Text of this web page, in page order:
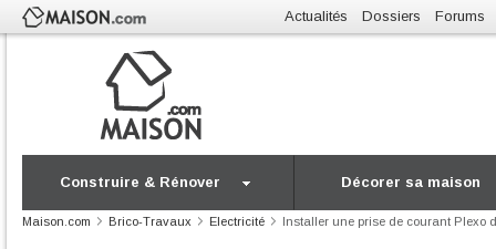
Actualités Dossiers Forums
Construire & Rénover Décorer sa maison
Maison.com Brico-Travaux Electricité Installer une prise de courant Plexo